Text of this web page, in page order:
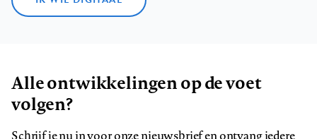
Alle ontwikkelingen op de voet
volgen?
Schrijf je nu in voor onze nieuwsbrief en ontvang iedere